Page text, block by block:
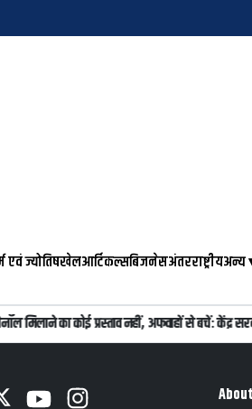
एवं ज्योतिषखेलआर्टिकल्सबिजनेसअंतरराष्ट्रीयअन्य
मिलाने का कोई प्रस्ताव नहीं, अफवाहों से बचें: केंद्र